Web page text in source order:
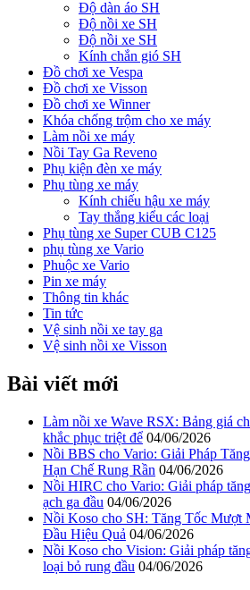
Độ dàn áo SH
Độ nồi xe SH
Độ nồi xe SH
Kính chắn gió SH
Đồ chơi xe Vespa
Đồ chơi xe Visson
Đồ chơi xe Winner
Khóa chống trộm cho xe máy
Làm nồi xe máy
Nồi Tay Ga Reveno
Phụ kiện đèn xe máy
Phụ tùng xe máy
Kính chiếu hậu xe máy
Tay thắng kiểu các loại
Phụ tùng xe Super CUB C125
phụ tùng xe Vario
Phuộc xe Vario
Pin xe máy
Thông tin khác
Tin tức
Vệ sinh nồi xe tay ga
Vệ sinh nồi xe Visson
Bài viết mới
Làm nồi xe Wave RSX: Bảng giá
khắc phục triệt để 04/06/2026
Nồi BBS cho Vario: Giải Pháp
Hạn Chế Rung Rần 04/06/2026
Nồi HIRC cho Vario: Giải pháp
ạch ga đầu 04/06/2026
Nồi Koso cho SH: Tăng Tốc Mượt
Đầu Hiệu Quả 04/06/2026
Nồi Koso cho Vision: Giải pháp
loại bỏ rung đầu 04/06/2026